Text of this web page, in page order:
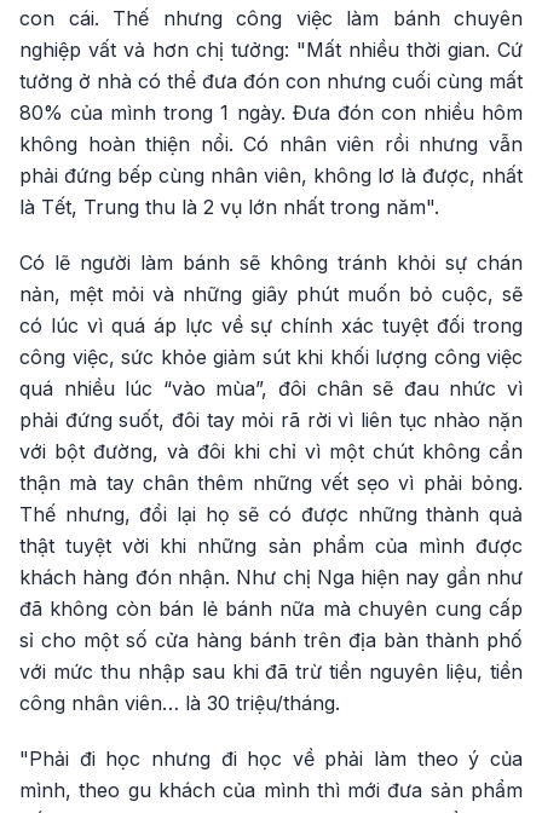
con cái. Thế nhưng công việc làm bánh chuyên
nghiệp vất vả hơn chị tưởng: "Mất nhiều thời gian. Cứ
tưởng ở nhà có thể đưa đón con nhưng cuối cùng mất
80% của mình trong 1 ngày. Đưa đón con nhiều hôm
không hoàn thiện nổi. Có nhân viên rồi nhưng vẫn
phải đứng bếp cùng nhân viên, không lơ là được, nhất
là Tết, Trung thu là 2 vụ lớn nhất trong năm".
Có lẽ người làm bánh sẽ không tránh khỏi sự chán
nản, mệt mỏi và những giây phút muốn bỏ cuộc, sẽ
có lúc vì quá áp lực về sự chính xác tuyệt đối trong
công việc, sức khỏe giảm sút khi khối lượng công việc
quá nhiều lúc “vào mùa”, đôi chân sẽ đau nhức vì
phải đứng suốt, đôi tay mỏi rã rời vì liên tục nhào nặn
với bột đường, và đôi khi chỉ vì một chút không cẩn
thận mà tay chân thêm những vết sẹo vì phải bỏng.
Thế nhưng, đổi lại họ sẽ có được những thành quả
thật tuyệt vời khi những sản phẩm của mình được
khách hàng đón nhận. Như chị Nga hiện nay gần như
đã không còn bán lẻ bánh nữa mà chuyên cung cấp
sỉ cho một số cửa hàng bánh trên địa bàn thành phố
với mức thu nhập sau khi đã trừ tiền nguyên liệu, tiền
công nhân viên… là 30 triệu/tháng.
"Phải đi học nhưng đi học về phải làm theo ý của
mình, theo gu khách của mình thì mới đưa sản phẩm